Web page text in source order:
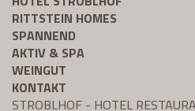
RITTSTEIN HOMES
SPANNEND
AKTIV & SPA
WEINGUT
KONTAKT
STROBLHOF - HOTEL